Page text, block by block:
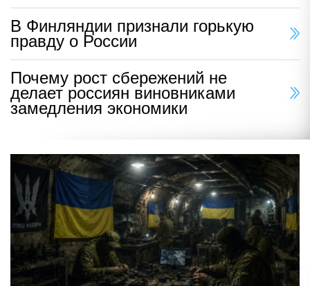
В Финляндии признали горькую
правду о России
Почему рост сбережений не
делает россиян виновниками
замедления экономики